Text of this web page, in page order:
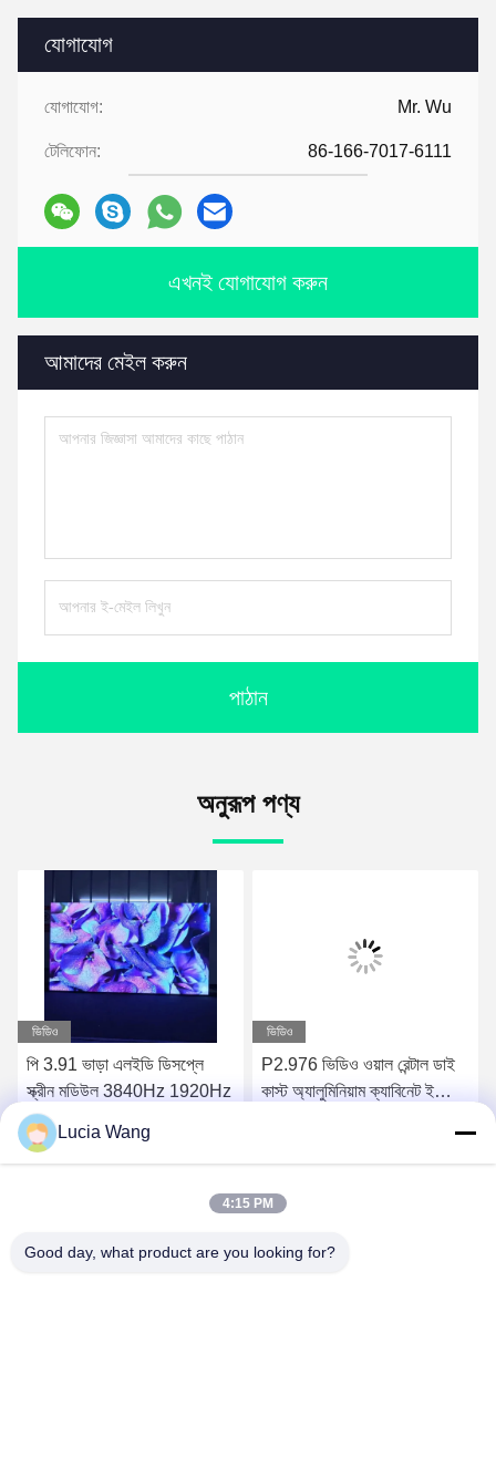
যোগাযোগ
যোগাযোগ: Mr. Wu
টেলিফোন: 86-166-7017-6111
এখনই যোগাযোগ করুন
আমাদের মেইল করুন
পাঠান
অনুরূপ পণ্য
ভিডিও
পি 3.91 ভাড়া এলইডি ডিসপ্লে
স্ক্রীন মডিউল 3840Hz 1920Hz
সেরা দাম পান
ভিডিও
P2.976 ভিডিও ওয়াল রেন্টাল ডাই
কাস্ট অ্যালুমিনিয়াম ক্যাবিনেট ইন্ডোর
সেরা দাম পান
Lucia Wang
4:15 PM
Good day, what product are you looking for?